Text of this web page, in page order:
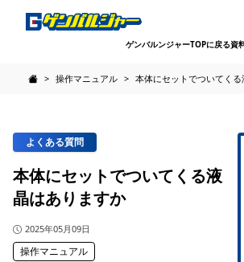
ゲンバルンジャーTOPに戻る資
> 操作マニュアル > 本体にセットでついてく
よくある質問
本体にセットでついてくる液
晶はありますか
公開日
2025年05月09日
操作マニュアル